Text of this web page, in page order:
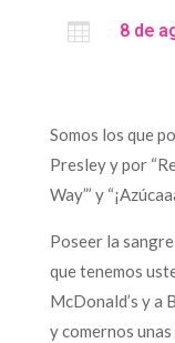
 8 de
Somos los que
Presley y por
Way”’ y
Poseer la
que tenemos
McDonald’s y a
y comernos